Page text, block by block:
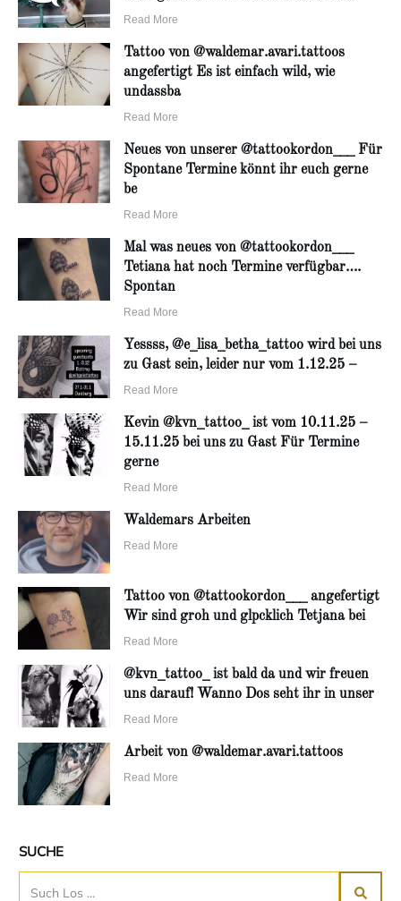
Read More
Tattoo von @waldemar.avari.tattoos
angefertigt Es ist einfach wild, wie
undassba
Read More
Neues von unserer @tattookordon___ Für
Spontane Termine könnt ihr euch gerne
be
Read More
Mal was neues von @tattookordon___
Tetiana hat noch Termine verfügbar….
Spontan
Read More
Yessss, @e_lisa_betha_tattoo wird bei uns
zu Gast sein, leider nur vom 1.12.25 –
Read More
Kevin @kvn_tattoo_ ist vom 10.11.25 –
15.11.25 bei uns zu Gast Für Termine
gerne
Read More
Waldemars Arbeiten
Read More
Tattoo von @tattookordon___ angefertigt
Wir sind groh und glpcklich Tetjana bei
Read More
@kvn_tattoo_ ist bald da und wir freuen
uns darauf! Wanno Dos seht ihr in unser
Read More
Arbeit von @waldemar.avari.tattoos
Read More
SUCHE